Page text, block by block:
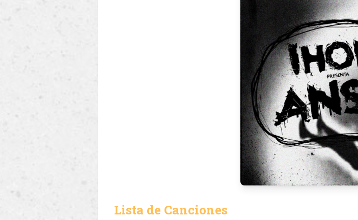
Lista de Canciones